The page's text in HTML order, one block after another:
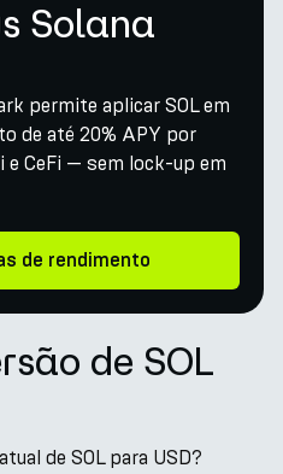
Solana
permite aplicar SOL em
de até 20% APY por
e CeFi — sem lock-up em
de rendimento
de SOL
de SOL para USD?